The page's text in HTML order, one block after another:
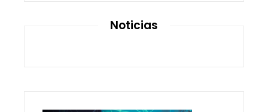
Noticias